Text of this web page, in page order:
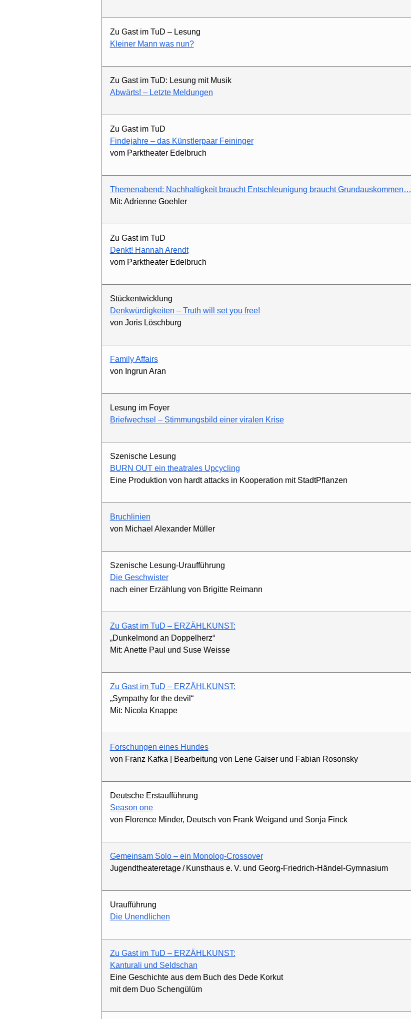
Zu Gast im TuD – Lesung
Kleiner Mann was nun?
Zu Gast im TuD: Lesung mit Musik
Abwärts! – Letzte Meldungen
Zu Gast im TuD
Findejahre – das Künstlerpaar Feininger
vom Parktheater Edelbruch
Themenabend: Nachhaltigkeit braucht Entschleunigung braucht Grundauskommen…
Mit: Adrienne Goehler
Zu Gast im TuD
Denkt! Hannah Arendt
vom Parktheater Edelbruch
Stückentwicklung
Denkwürdigkeiten – Truth will set you free!
von Joris Löschburg
Family Affairs
von Ingrun Aran
Lesung im Foyer
Briefwechsel – Stimmungsbild einer viralen Krise
Szenische Lesung
BURN OUT ein theatrales Upcycling
Eine Produktion von hardt attacks in Kooperation mit StadtPflanzen
Bruchlinien
von Michael Alexander Müller
Szenische Lesung-Uraufführung
Die Geschwister
nach einer Erzählung von Brigitte Reimann
Zu Gast im TuD – ERZÄHLKUNST:
„Dunkelmond an Doppelherz“
Mit: Anette Paul und Suse Weisse
Zu Gast im TuD – ERZÄHLKUNST:
„Sympathy for the devil“
Mit: Nicola Knappe
Forschungen eines Hundes
von Franz Kafka | Bearbeitung von Lene Gaiser und Fabian Rosonsky
Deutsche Erstaufführung
Season one
von Florence Minder, Deutsch von Frank Weigand und Sonja Finck
Gemeinsam Solo – ein Monolog-Crossover
Jugendtheateretage / Kunsthaus e. V. und Georg-Friedrich-Händel-Gymnasium
Uraufführung
Die Unendlichen
Zu Gast im TuD – ERZÄHLKUNST:
Kanturali und Seldschan
Eine Geschichte aus dem Buch des Dede Korkut
mit dem Duo Schengülüm